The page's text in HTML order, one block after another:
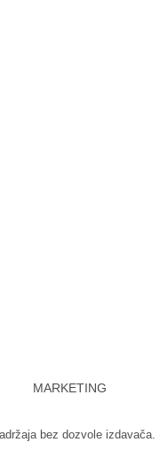
MARKETING
bez dozvole izdavača.